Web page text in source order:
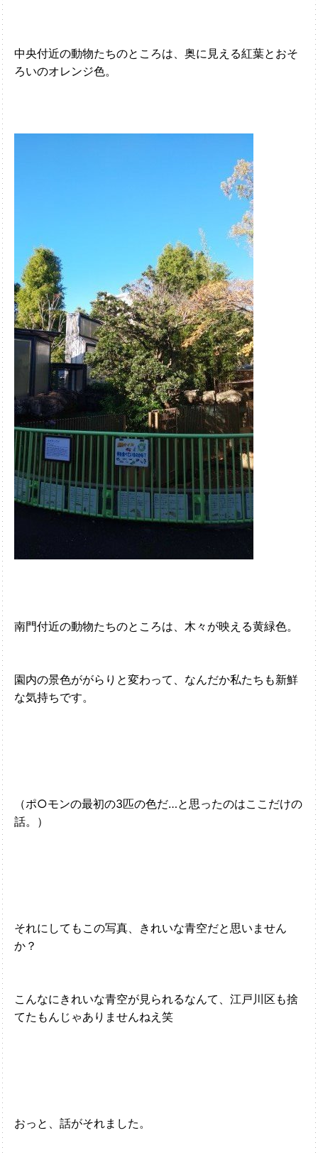
中央付近の動物たちのところは、奥に見える紅葉とおそ
ろいのオレンジ色。
南門付近の動物たちのところは、木々が映える黄緑色。
園内の景色ががらりと変わって、なんだか私たちも新鮮
な気持ちです。
（ポ○モンの最初の3匹の色だ…と思ったのはここだけの
話。）
それにしてもこの写真、きれいな青空だと思いません
か？
こんなにきれいな青空が見られるなんて、江戸川区も捨
てたもんじゃありませんねえ笑
おっと、話がそれました。